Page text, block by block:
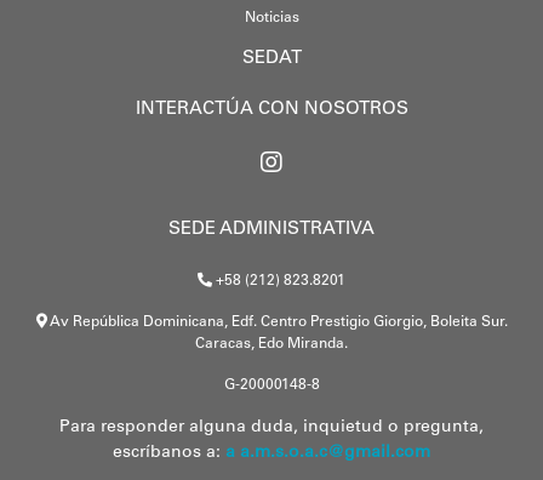
Noticias
SEDAT
INTERACTÚA CON NOSOTROS
SEDE ADMINISTRATIVA
+58 (212) 823.8201
Av República Dominicana, Edf. Centro Prestigio Giorgio, Boleita Sur.
Caracas, Edo Miranda.
G-20000148-8
Para responder alguna duda, inquietud o pregunta,
escríbanos a: a a.m.s.o.a.c@gmail.com